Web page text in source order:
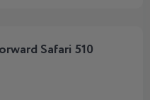
Safari 510